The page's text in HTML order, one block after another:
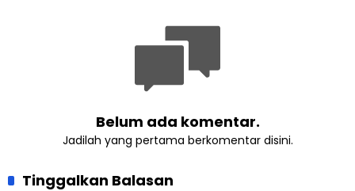
Belum ada komentar.
Jadilah yang pertama berkomentar disini.
Tinggalkan Balasan